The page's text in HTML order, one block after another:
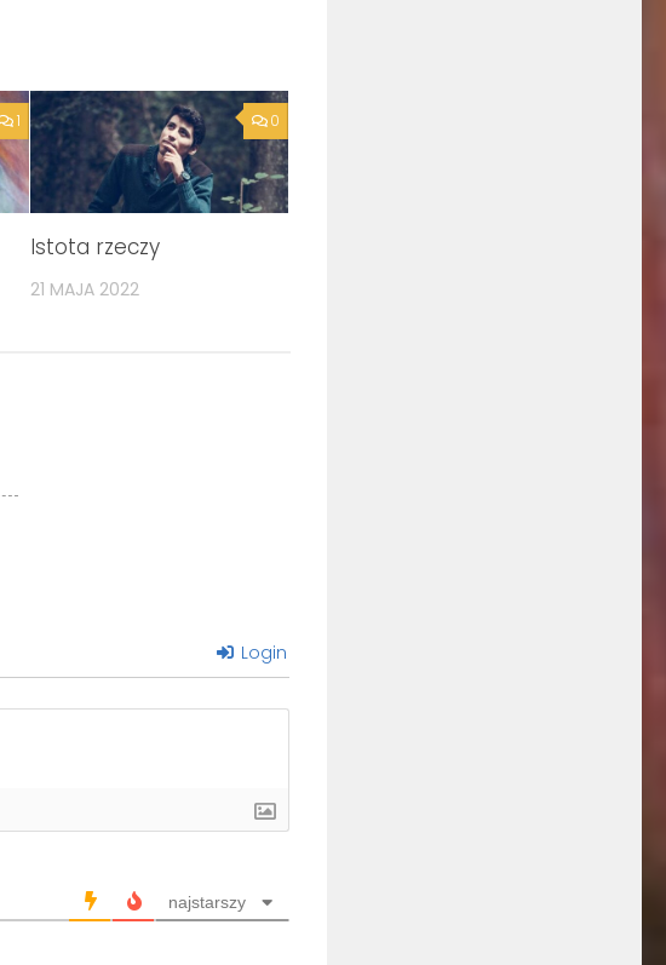
1 0
Istota rzeczy
21 MAJA 2022
Login
najstarszy